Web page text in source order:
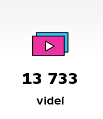
13 733
videí